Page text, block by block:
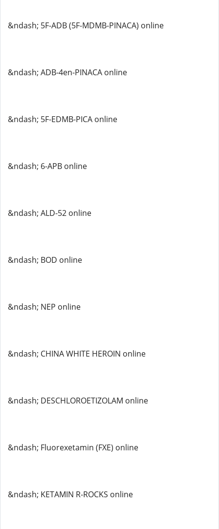
&ndash; 5F-ADB (5F-MDMB-PINACA) online
&ndash; ADB-4en-PINACA online
&ndash; 5F-EDMB-PICA online
&ndash; 6-APB online
&ndash; ALD-52 online
&ndash; BOD online
&ndash; NEP online
&ndash; CHINA WHITE HEROIN online
&ndash; DESCHLOROETIZOLAM online
&ndash; Fluorexetamin (FXE) online
&ndash; KETAMIN R-ROCKS online